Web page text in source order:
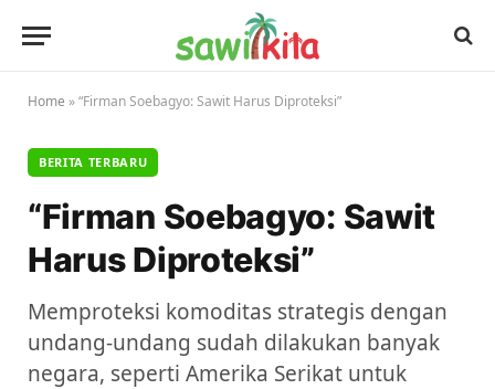
Home »“Firman Soebagyo: Sawit Harus Diproteksi”
BERITA TERBARU
“Firman Soebagyo: Sawit
Harus Diproteksi”
Memproteksi komoditas strategis dengan
undang-undang sudah dilakukan banyak
negara, seperti Amerika Serikat untuk